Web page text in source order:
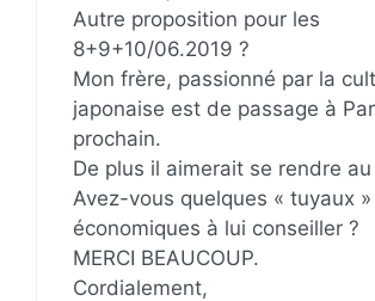
Autre proposition pour les
8+9+10/06.2019 ?
Mon frère, passionné par la
japonaise est de passage à
prochain.
De plus il aimerait se rendre au
Avez-vous quelques « tuyaux »
économiques à lui conseiller ?
MERCI BEAUCOUP.
Cordialement,